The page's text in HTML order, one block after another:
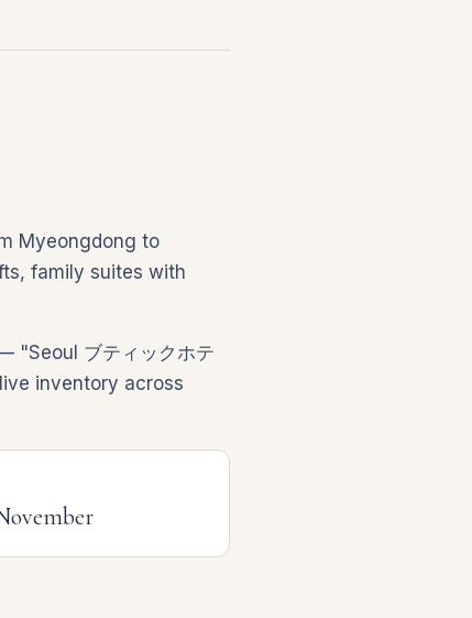
Myeongdong to
family suites with
"Seoul ブティックホテ
inventory across